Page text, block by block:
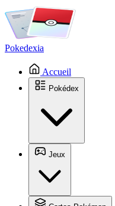
Pokedexia
Accueil